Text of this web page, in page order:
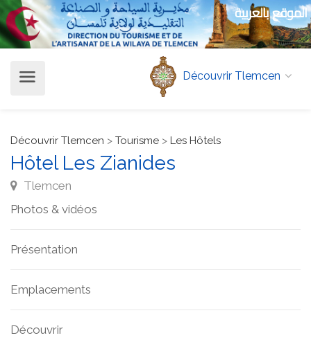
الموقع بالعربية
Découvrir Tlemcen
Découvrir Tlemcen > Tourisme > Les Hôtels
Hôtel Les Zianides
Tlemcen
Photos & vidéos
Présentation
Emplacements
Découvrir